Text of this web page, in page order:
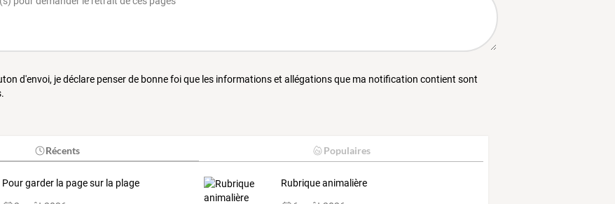
d'envoi, je déclare penser de bonne foi que les informations et allégations que ma notification contient sont
Récents Populaires
Pour garder la page sur la plage Rubrique animalière